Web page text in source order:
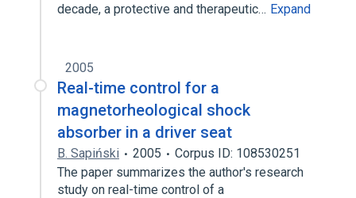
decade, a protective and therapeutic… Expand
2005
Real-time control for a
magnetorheological shock
absorber in a driver seat
B. Sapiński 2005
Corpus ID: 108530251
The paper summarizes the author's research
study on real-time control of a